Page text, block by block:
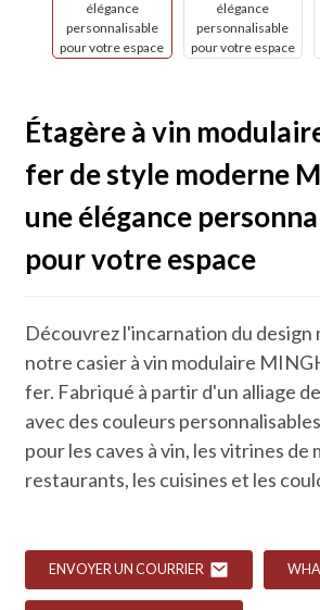
Étagère à vin
fer de style moderne
une élégance
pour votre espace
Découvrez l'incarnation du design
notre casier à vin modulaire
fer. Fabriqué à partir d'un alliage
avec des couleurs
pour les caves à vin, les vitrines de
restaurants, les cuisines et les
ENVOYER UN COURRIER